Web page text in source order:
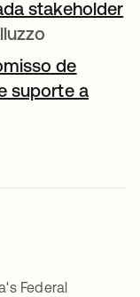
stakeholder
guia
de
suporte a
Federal